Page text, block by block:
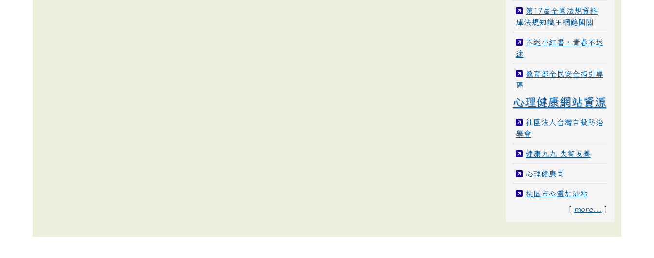
第17屆全國法規資料
庫法規知識王網路闖關
不迷小紅書，青春不迷
途
教育部全民安全指引專
區
心理健康網站資源
社團法人台灣自殺防治
學會
健康九九-失智友善
心理健康司
桃園市心靈加油站
[ more... ]